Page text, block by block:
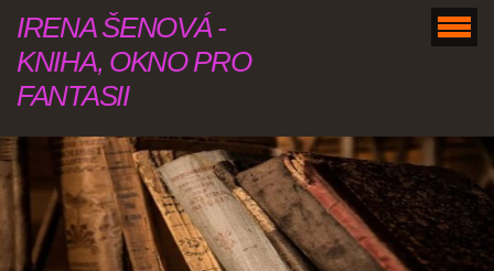
IRENA ŠENOVÁ -
KNIHA, OKNO PRO
FANTASII